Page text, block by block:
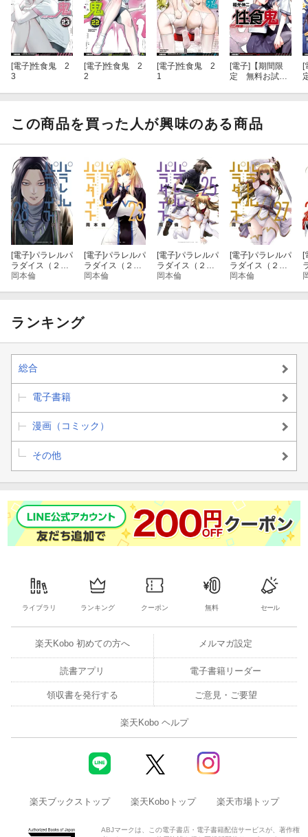
[電子]性食鬼 2
3
[電子]性食鬼 2
2
[電子]性食鬼 2
1
[電子] 【期間限
定 無料お試し
[
この商品を買った人が興味のある商品
[電子]パラレルパ
ラダイス（２
８）
岡本倫
[電子]パラレルパ
ラダイス（２
３）
岡本倫
[電子]パラレルパ
ラダイス（２
５）
岡本倫
[電子]パラレルパ
ラダイス（２
７）
岡本倫
[
ランキング
総合
電子書籍
漫画（コミック）
その他
ライブラリ ランキング クーポン 無料 セール
楽天Kobo 初めての方へ メルマガ設定
読書アプリ 電子書籍リーダー
領収書を発行する ご意見・ご要望
楽天Kobo ヘルプ
楽天ブックストップ 楽天Koboトップ 楽天市場トップ
ABJマークは、この電子書店・電子書籍配信サービスが、著作権